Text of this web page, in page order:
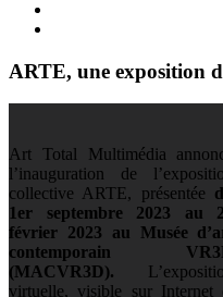
ARTE, une exposition
Art Total Multimédia
l’inauguration de
collective ARTE, présentée
1er septembre 2023 au
février 2023 au Musée
contemporain
(MACVR3D).
virtuelle, visible sur Internet